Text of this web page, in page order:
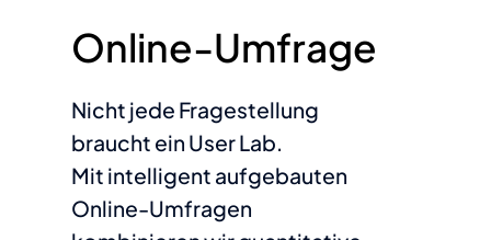
Online-Umfrage
Nicht jede Fragestellung
braucht ein User Lab.
Mit intelligent aufgebauten
Online-Umfragen